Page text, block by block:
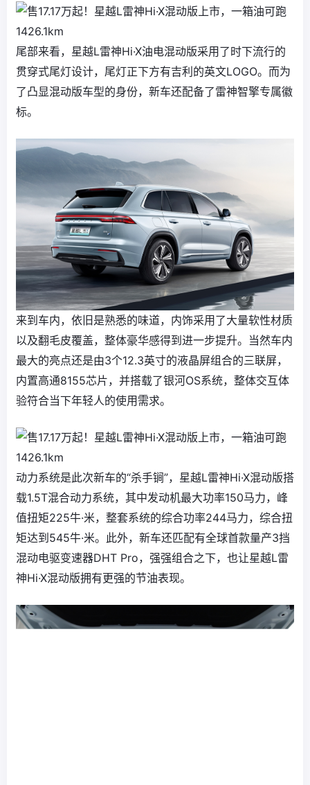
尾部来看，星越L雷神Hi·X油电混动版采用了时下流行的
贯穿式尾灯设计，尾灯正下方有吉利的英文LOGO。而为
了凸显混动版车型的身份，新车还配备了雷神智擎专属徽
标。
来到车内，依旧是熟悉的味道，内饰采用了大量软性材质
以及翻毛皮覆盖，整体豪华感得到进一步提升。当然车内
最大的亮点还是由3个12.3英寸的液晶屏组合的三联屏，
内置高通8155芯片，并搭载了银河OS系统，整体交互体
验符合当下年轻人的使用需求。
动力系统是此次新车的“杀手锏”，星越L雷神Hi·X混动版搭
载1.5T混合动力系统，其中发动机最大功率150马力，峰
值扭矩225牛·米，整套系统的综合功率244马力，综合扭
矩达到545牛·米。此外，新车还匹配有全球首款量产3挡
混动电驱变速器DHT Pro，强强组合之下，也让星越L雷
神Hi·X混动版拥有更强的节油表现。